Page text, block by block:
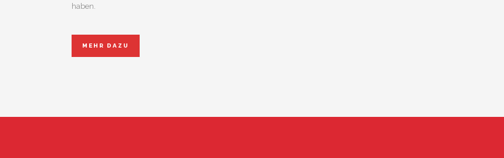
haben.
MEHR DAZU